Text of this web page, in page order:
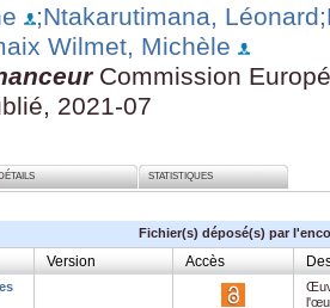
;Ntakarutimana, Léonard
Wilmet, Michèle
Commission
2021-07
DÉTAILS STATISTIQUES
Fichier(s) déposé(s) par
Version Accès